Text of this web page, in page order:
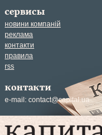
сервисы
новини компаній
реклама
контакти
правила
rss
контакти
e-mail: contact@capital.ua